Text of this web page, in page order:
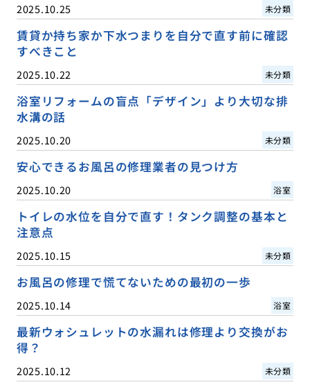
2025.10.25 未分類
賃貸か持ち家か下水つまりを自分で直す前に確認
すべきこと
2025.10.22 未分類
浴室リフォームの盲点「デザイン」より大切な排
水溝の話
2025.10.20 未分類
安心できるお風呂の修理業者の見つけ方
2025.10.20 浴室
トイレの水位を自分で直す！タンク調整の基本と
注意点
2025.10.15 未分類
お風呂の修理で慌てないための最初の一歩
2025.10.14 浴室
最新ウォシュレットの水漏れは修理より交換がお
得？
2025.10.12 未分類